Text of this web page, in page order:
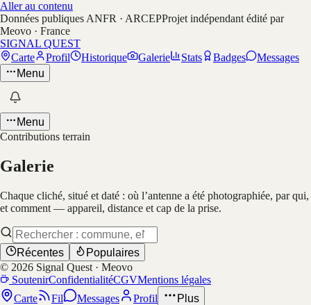
Aller au contenu
Données publiques ANFR · ARCEPProjet indépendant édité par
Meovo · France
SIGNAL QUEST
Carte
Profil Historique Galerie Stats Badges
Messages
Menu
Menu
Contributions terrain
Galerie
Chaque cliché, situé et daté : où l’antenne a été photographiée, par qui,
et comment — appareil, distance et cap de la prise.
Récentes
Populaires
© 2026 Signal Quest · Meovo
SoutenirConfidentialitéCGVMentions légales
Carte
Fil Messages Profil Plus